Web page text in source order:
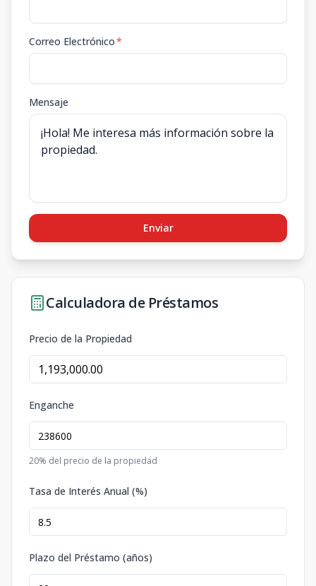
Correo Electrónico*
Mensaje
Enviar
Calculadora de Préstamos
Precio de la Propiedad
Enganche
20% del precio de la propiedad
Tasa de Interés Anual (%)
Plazo del Préstamo (años)